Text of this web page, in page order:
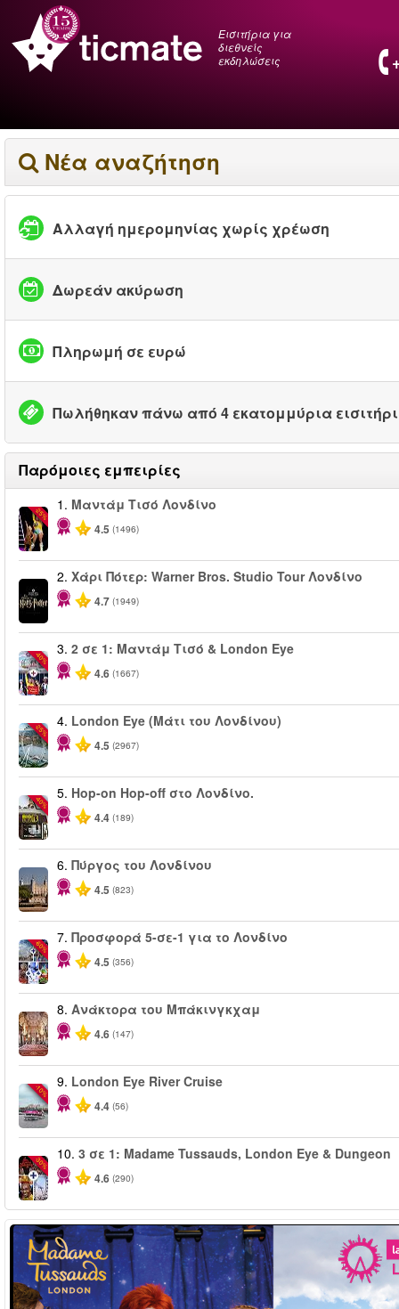
Εισιτήρια για
διεθνείς
εκδηλώσεις
Νέα αναζήτηση
Αλλαγή ημερομηνίας χωρίς χρέωση
Δωρεάν ακύρωση
Πληρωμή σε ευρώ
Πωλήθηκαν πάνω από 4 εκατομμύρια
Παρόμοιες εμπειρίες
-25%
1. Μαντάμ Τισό Λονδίνο
4.5 (1496)
2. Χάρι Πότερ: Warner Bros. Studio Tour Λονδίνο
4.7 (1949)
-40%
3. 2 σε 1: Μαντάμ Τισό & London Eye
4.6 (1667)
-25%
4. London Eye (Μάτι του Λονδίνου)
4.5 (2967)
-40%
5. Hop-on Hop-off στο Λονδίνο.
4.4 (189)
6. Πύργος του Λονδίνου
4.5 (823)
-60%
7. Προσφορά 5-σε-1 για το Λονδίνο
4.5 (356)
8. Ανάκτορα του Μπάκινγκχαμ
4.6 (147)
-10%
9. London Eye River Cruise
4.4 (56)
-30%
10. 3 σε 1: Madame Tussauds, London Eye & Dungeon
4.6 (290)